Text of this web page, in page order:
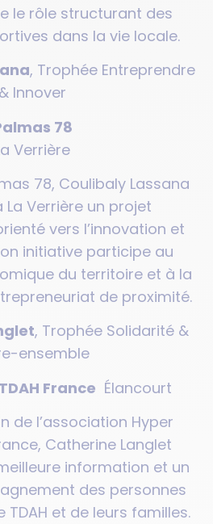
le rôle structurant des
dans la vie locale.
, Trophée Entreprendre
& Innover
78
Verrière
78, Coulibaly Lassana
Verrière un projet
vers l’innovation et
initiative participe au
du territoire et à la
de proximité.
, Trophée Solidarité &
ensemble
France Élancourt
de l’association Hyper
Catherine Langlet
information et un
des personnes
et de leurs familles.